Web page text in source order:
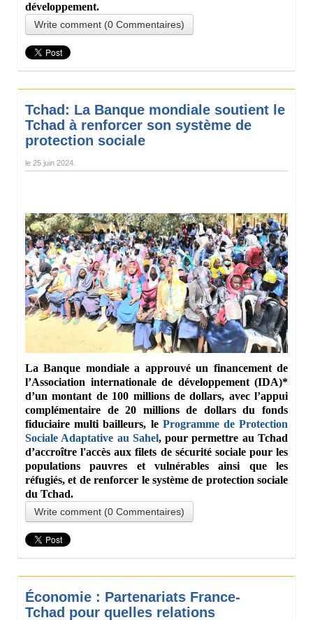
développement.
Write comment (0 Commentaires)
Tchad: La Banque mondiale soutient le
Tchad à renforcer son système de
protection sociale
le 25 juin 2024
La Banque mondiale a approuvé un financement de
l’Association internationale de développement (IDA)*
d’un montant de 100 millions de dollars, avec l’appui
complémentaire de 20 millions de dollars du fonds
fiduciaire multi bailleurs, le Programme de Protection
Sociale Adaptative au Sahel, pour permettre au Tchad
d’accroître l'accès aux filets de sécurité sociale pour les
populations pauvres et vulnérables ainsi que les
réfugiés, et de renforcer le système de protection sociale
du Tchad.
Write comment (0 Commentaires)
Économie : Partenariats France-
Tchad pour quelles relations